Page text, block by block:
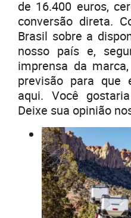
de 16.400 euros,
conversão direta.
Brasil sobre a
nosso país e,
imprensa da
previsão para que
aqui. Você
Deixe sua opinião